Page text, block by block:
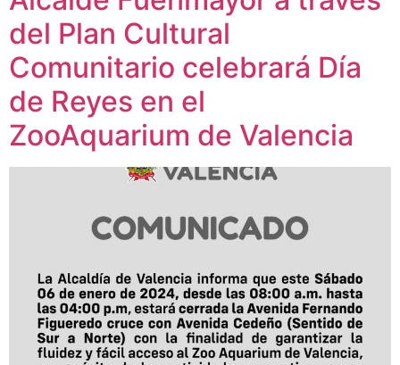
del Plan Cultural
Comunitario celebrará Día
de Reyes en el
ZooAquarium de Valencia